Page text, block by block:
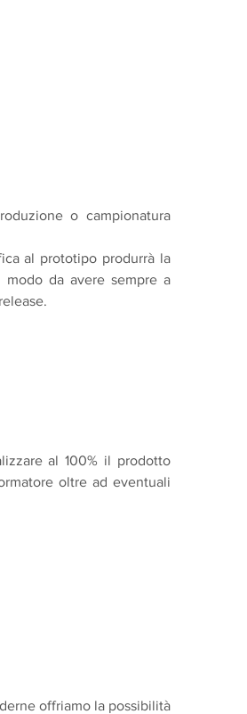
o campionatura
al prototipo produrrà la
da avere sempre a
al 100% il prodotto
oltre ad eventuali
offriamo la possibilità